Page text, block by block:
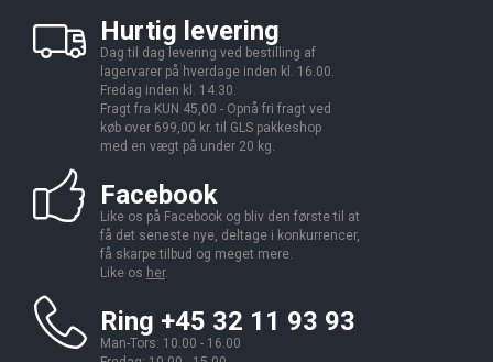
Hurtig levering
Dag til dag levering ved bestilling af
lagervarer på hverdage inden kl. 16.00.
Fredag inden kl. 14.30.
Fragt fra KUN 45,00 - Opnå fri fragt ved
køb over 699,00 kr. til GLS pakkeshop
med en vægt på under 20 kg.
Facebook
Like os på Facebook og bliv den første til at
få det seneste nye, deltage i konkurrencer,
få skarpe tilbud og meget mere.
Like os her.
Ring +45 32 11 93 93
Man-Tors: 10.00 - 16.00